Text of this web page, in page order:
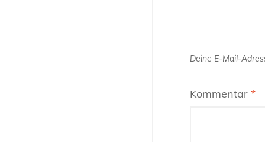
Deine E-Mail-
Kommentar *